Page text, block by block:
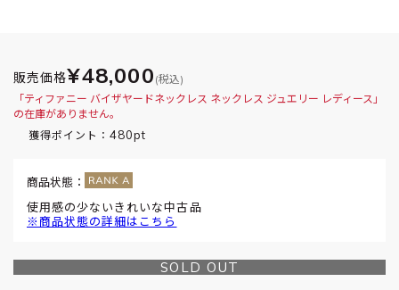
販売価格¥48,000 (税込)
「ティファニー バイザヤードネックレス ネックレス ジュエリー レディース」
の在庫がありません。
獲得ポイント： 480pt
商品状態：
使用感の少ないきれいな中古品
※商品状態の詳細はこちら
SOLD OUT